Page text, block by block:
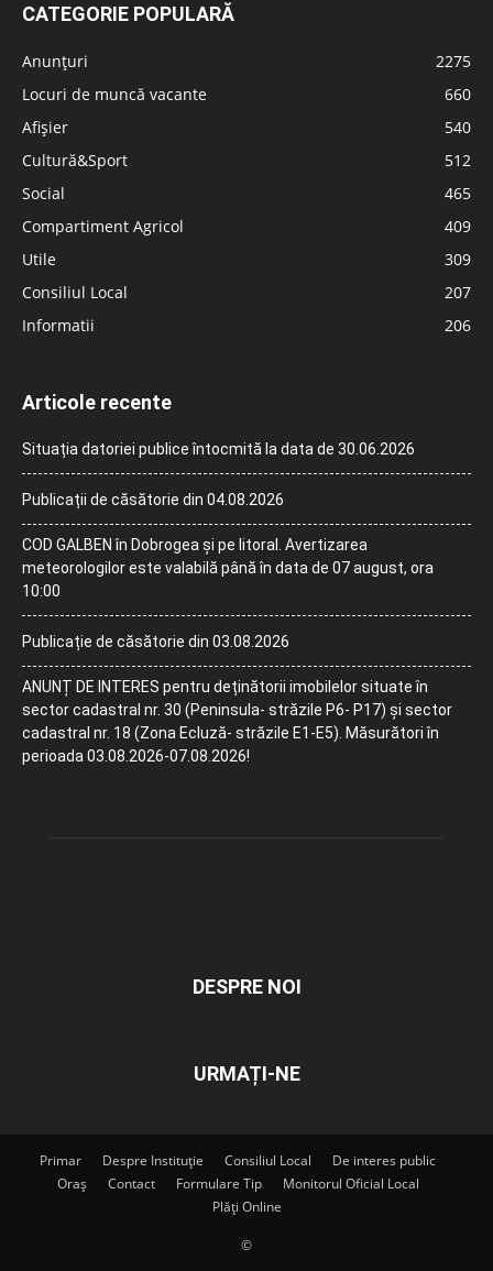
CATEGORIE POPULARĂ
Anunțuri
2275
Locuri de muncă vacante
660
Afișier
540
Cultură&Sport
512
Social
465
Compartiment Agricol
409
Utile
309
Consiliul Local
207
Informatii
206
Articole recente
Situația datoriei publice întocmită la data de 30.06.2026
Publicații de căsătorie din 04.08.2026
COD GALBEN în Dobrogea și pe litoral. Avertizarea
meteorologilor este valabilă până în data de 07 august, ora
10:00
Publicație de căsătorie din 03.08.2026
ANUNȚ DE INTERES pentru deținătorii imobilelor situate în
sector cadastral nr. 30 (Peninsula- străzile P6- P17) și sector
cadastral nr. 18 (Zona Ecluză- străzile E1-E5). Măsurători în
perioada 03.08.2026-07.08.2026!
DESPRE NOI
URMAȚI-NE
Primar Despre Instituție Consiliul Local
De interes public
Oraș
Contact Formulare Tip
Monitorul Oficial Local
Plăți Online
©